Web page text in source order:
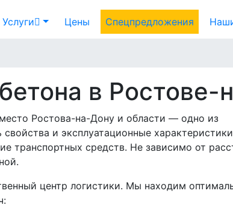
Услуги Цены Спецпредложения
в Ростове-
Ростова-на-Дону и области — одно из
и эксплуатационные характеристики
транспортных средств. Не зависимо от
центр логистики. Мы находим